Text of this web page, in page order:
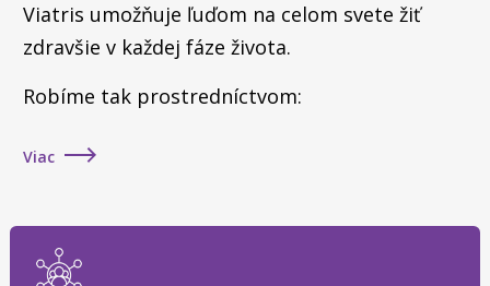
Viatris umožňuje ľuďom na celom svete žiť
zdravšie v každej fáze života.
Robíme tak prostredníctvom:
Viac